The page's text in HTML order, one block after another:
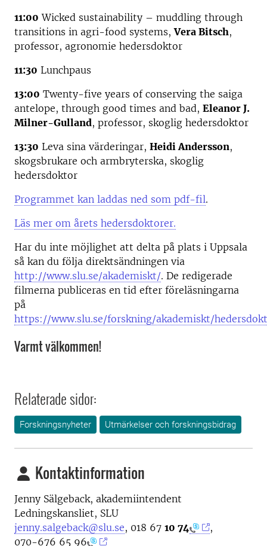
11:00 Wicked sustainability – muddling through
transitions in agri-food systems,Vera Bitsch,
professor, agronomie hedersdoktor
11:30 Lunchpaus
13:00 Twenty-five years of conserving the saiga
antelope, through good times and bad, Eleanor J.
Milner-Gulland, professor, skoglig hedersdoktor
13:30 Leva sina värderingar, Heidi Andersson,
skogsbrukare och armbryterska, skoglig
hedersdoktor
Programmet kan laddas ned som pdf-fil.
Läs mer om årets hedersdoktorer.
Har du inte möjlighet att delta på plats i Uppsala
så kan du följa direktsändningen via
http://www.slu.se/akademiskt/. De redigerade
filmerna publiceras en tid efter föreläsningarna
på
https://www.slu.se/forskning/akademiskt/
Varmt välkommen!
Relaterade sidor:
Forskningsnyheter Utmärkelser och forskningsbidrag
Kontaktinformation
Jenny Sälgeback, akademiintendent
Ledningskansliet, SLU
jenny.salgeback@slu.se, 018 67 10 74
,
070-676 65 96